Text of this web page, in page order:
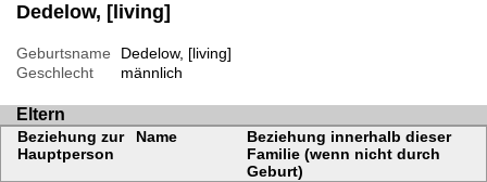
Dedelow, [living]
Geburtsname
Dedelow, [living]
Geschlecht
männlich
Eltern
Beziehung zur
Hauptperson
Name
Beziehung innerhalb dieser
Familie (wenn nicht durch
Geburt)